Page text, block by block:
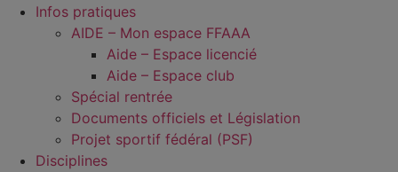
Infos pratiques
AIDE – Mon espace FFAAA
Aide – Espace licencié
Aide – Espace club
Spécial rentrée
Documents officiels et Législation
Projet sportif fédéral (PSF)
Disciplines